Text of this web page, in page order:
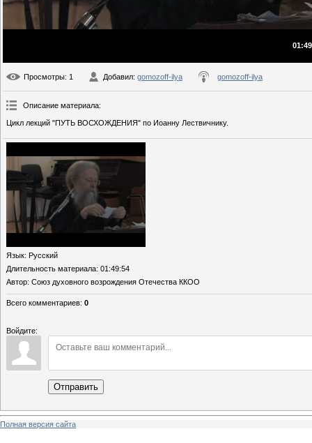
Просмотры: 1 Добавил: gomozoff-ilya gomozoff-ilya
Описание материала:
Цикл лекций "ПУТЬ ВОСХОЖДЕНИЯ" по Иоанну Лествичнику.
Язык: Русский
Длительность материала: 01:49:54
Автор: Союз духовного возрождения Отечества ККОО
Всего комментариев: 0
Войдите:
Отправить
Полная версия сайта